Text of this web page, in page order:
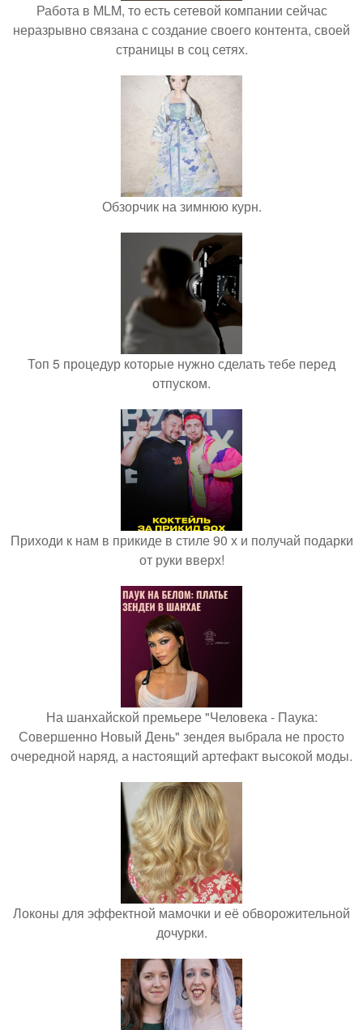
Работа в MLM, то есть сетевой компании сейчас
неразрывно связана с создание своего контента, своей
страницы в соц сетях.
Обзорчик на зимнюю курн.
Топ 5 процедур которые нужно сделать тебе перед
отпуском.
Приходи к нам в прикиде в стиле 90 х и получай подарки
от руки вверх!
На шанхайской премьере "Человека - Паука:
Совершенно Новый День" зендея выбрала не просто
очередной наряд, а настоящий артефакт высокой моды.
Локоны для эффектной мамочки и её обворожительной
дочурки.